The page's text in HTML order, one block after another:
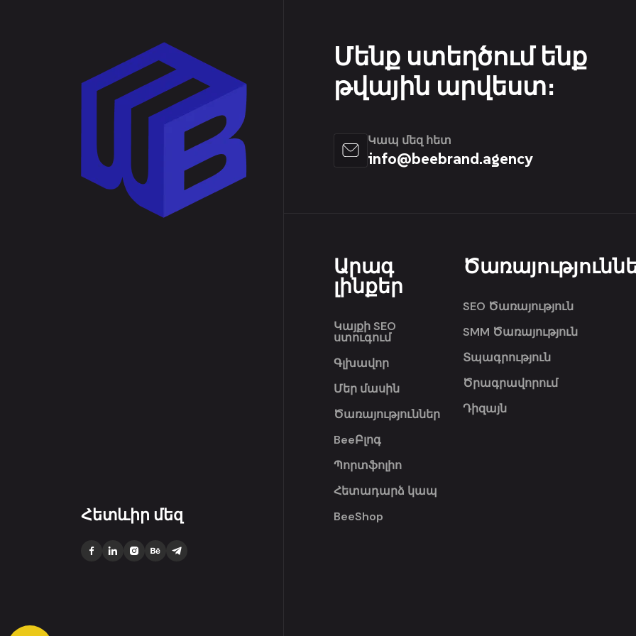
Հետևիր մեզ
Մենք ստեղծում ենք
թվային արվեստ։
Կապ մեզ հետ
info@beebrand.agency
SEO Ծառայություն
SMM Ծառայություն
Տպագրություն
Ծրագրավորում
Դիզայն
Արագ
լինքեր
Կայքի SEO
ստուգում
Գլխավոր
Մեր մասին
Ծառայություններ
BeeԲլոգ
Պորտֆոլիո
Հետադարձ կապ
BeeShop